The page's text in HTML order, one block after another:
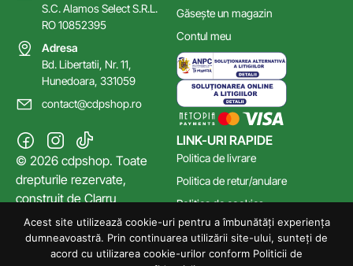
LINK-URI RAPIDE
Politica de livrare
Politica de retur/anulare
Politica de cookies
Poltica de confidențialitate
Termeni și Condiții
Găsește un magazin
Contul meu
S.C. Alamos Select S.R.L.
RO 10852395
Adresa
Bd. Libertatii, Nr. 11,
Hunedoara, 331059
contact@cdpshop.ro
© 2026 cdpshop. Toate
drepturile rezervate,
construit de Clarru
Acest site utilizează cookie-uri pentru a îmbunătăți experiența
dumneavoastră. Prin continuarea utilizării site-ului, sunteți de
acord cu utilizarea cookie-urilor conform Politicii de